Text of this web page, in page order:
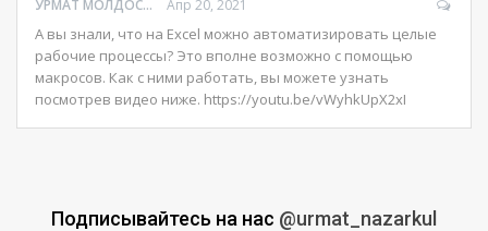
УРМАТ МОЛДОСАНОВ Апр 20, 2021
А вы знали, что на Excel можно автоматизировать целые
рабочие процессы? Это вполне возможно с помощью
макросов. Как с ними работать, вы можете узнать
посмотрев видео ниже. https://youtu.be/vWyhkUpX2xI
Подписывайтесь на нас @urmat_nazarkul